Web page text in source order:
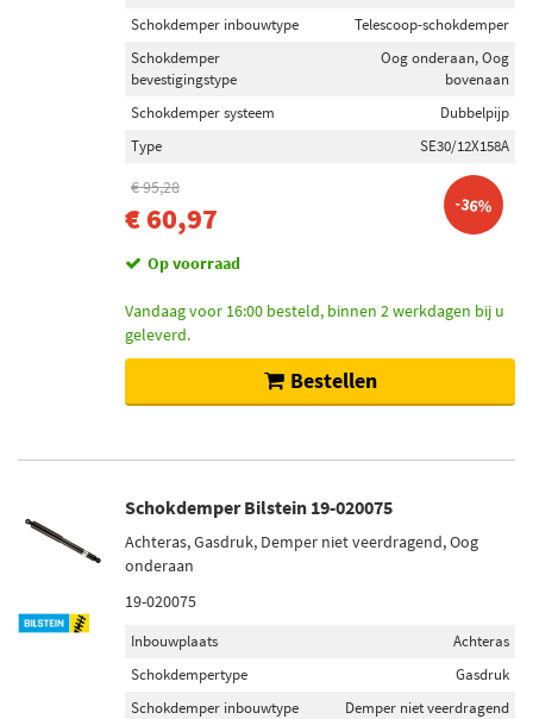
Schokdemper inbouwtype
Telescoop-schokdemper
Schokdemper
bevestigingstype
Oog onderaan, Oog
bovenaan
Schokdemper systeem
Dubbelpijp
Type
SE30/12X158A
€ 95,28
€ 60,97 -36%
Op voorraad
Vandaag voor 16:00 besteld, binnen 2 werkdagen bij u
geleverd.
Bestellen
Schokdemper Bilstein 19-020075
Achteras, Gasdruk, Demper niet veerdragend, Oog
onderaan
19-020075
Inbouwplaats
Achteras
Schokdempertype
Gasdruk
Schokdemper inbouwtype
Demper niet veerdragend